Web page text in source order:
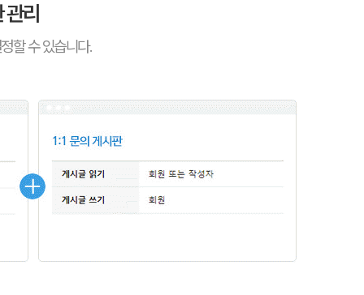
리
할 수 있습니다.